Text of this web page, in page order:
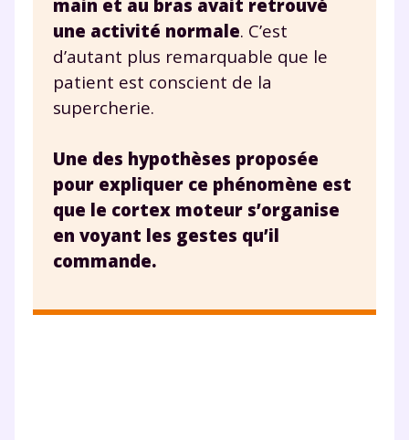
main et au bras avait retrouvé
une activité normale. C’est
d’autant plus remarquable que le
patient est conscient de la
supercherie.
Une des hypothèses proposée
pour expliquer ce phénomène est
que le cortex moteur s’organise
en voyant les gestes qu’il
commande.